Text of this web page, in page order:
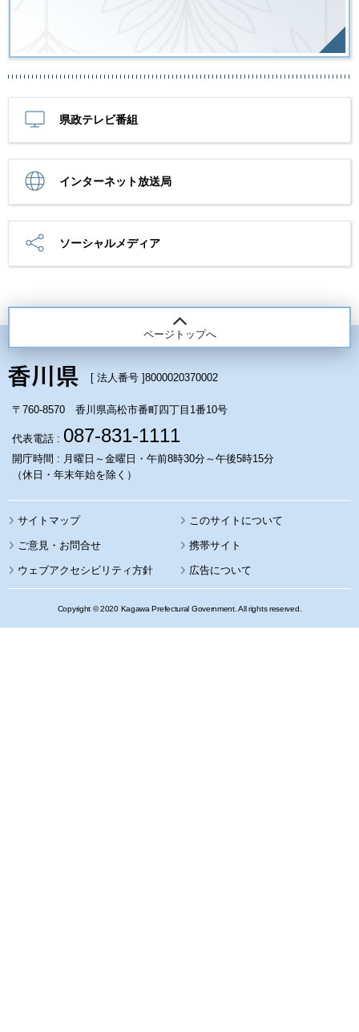
県政テレビ番組
インターネット放送局
ソーシャルメディア
ページトップへ
[ 法人番号 ]8000020370002
〒760-8570 香川県高松市番町四丁目1番10号
代表電話 : 087-831-1111
開庁時間 : 月曜日～金曜日・午前8時30分～午後5時15分
（休日・年末年始を除く）
サイトマップ このサイトについて
携帯サイト
ウェブアクセシビリティ方針 広告について
Copyright © 2020 Kagawa Prefectural Government. All rights reserved.